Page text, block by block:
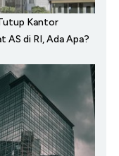
Kantor
AS di RI, Ada Apa?